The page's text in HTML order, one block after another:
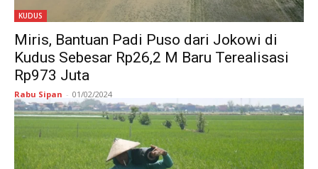
KUDUS
Miris, Bantuan Padi Puso dari Jokowi di
Kudus Sebesar Rp26,2 M Baru Terealisasi
Rp973 Juta
Rabu Sipan - 01/02/2024